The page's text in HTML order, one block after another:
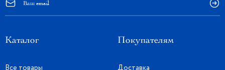
Каталог
Все товары
Покупателям
Доставка